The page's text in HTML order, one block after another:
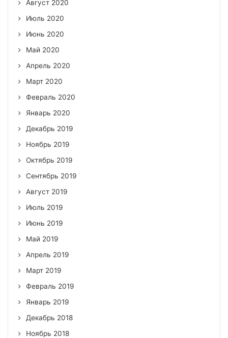
Август 2020
Июль 2020
Июнь 2020
Май 2020
Апрель 2020
Март 2020
Февраль 2020
Январь 2020
Декабрь 2019
Ноябрь 2019
Октябрь 2019
Сентябрь 2019
Август 2019
Июль 2019
Июнь 2019
Май 2019
Апрель 2019
Март 2019
Февраль 2019
Январь 2019
Декабрь 2018
Ноябрь 2018